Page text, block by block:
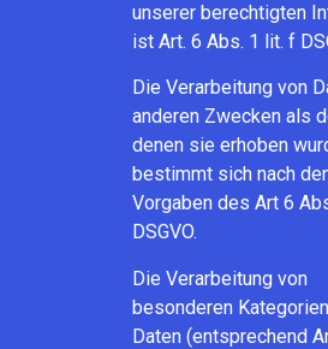
unserer berechtigten
ist Art. 6 Abs. 1 lit. f
Die Verarbeitung von
anderen Zwecken als
denen sie erhoben
bestimmt sich nach
Vorgaben des Art 6
DSGVO.
Die Verarbeitung von
besonderen
Daten (entsprechend